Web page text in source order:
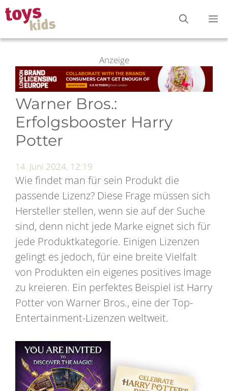
Zum
Inhalt
springen
Anzeige
Warner Bros.:
Erfolgsbooster Harry
Potter
14. Juni 2024, 12:19
Wie findet man für sein Produkt die
passende Lizenz? Diese Frage müssen sich
Hersteller stellen, wenn sie auf der Suche
sind, denn nicht jede Marke eignet sich für
jede Produktkategorie. Einigen Lizenzen
gelingt es jedoch, für eine breite Vielfalt
von Produkten ein eigenes positives Image
zu kreieren. Ein perfektes Beispiel ist Harry
Potter von Warner Bros., eine der Top-
Entertainment-Lizenzen weltweit.